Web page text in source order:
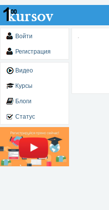
Войти
Регистрация
Видео
Курсы
Блоги
Статус